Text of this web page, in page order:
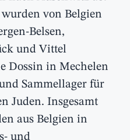
von Belgien
Belsen,
und Vittel
Dossin in Mechelen
Sammellager für
Juden. Insgesamt
aus Belgien in
und